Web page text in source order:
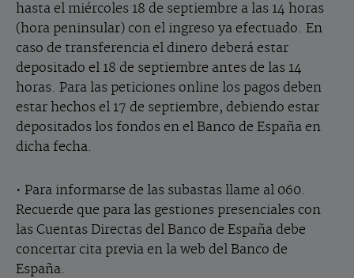
hasta el miércoles 18 de septiembre a las 14 horas
(hora peninsular) con el ingreso ya efectuado. En
caso de transferencia el dinero deberá estar
depositado el 18 de septiembre antes de las 14
horas. Para las peticiones online los pagos deben
estar hechos el 17 de septiembre, debiendo estar
depositados los fondos en el Banco de España en
dicha fecha.
• Para informarse de las subastas llame al 060.
Recuerde que para las gestiones presenciales con
las Cuentas Directas del Banco de España debe
concertar cita previa en la web del Banco de
España.